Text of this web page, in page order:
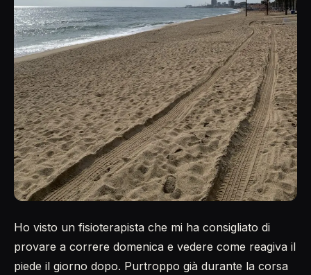
Ho visto un fisioterapista che mi ha consigliato di
provare a correre domenica e vedere come reagiva il
piede il giorno dopo. Purtroppo già durante la corsa